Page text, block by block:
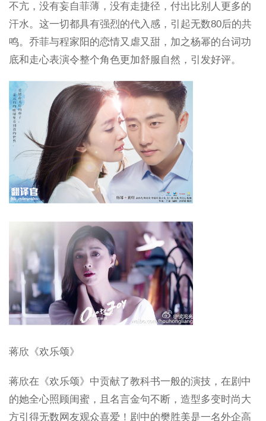
不亢，没有妄自菲薄，没有走捷径，付出比别人更多的
汗水。这一切都具有强烈的代入感，引起无数80后的共
鸣。乔菲与程家阳的恋情又虐又甜，加之杨幂的台词功
底和走心表演令整个角色更加舒服自然，引发好评。
蒋欣《欢乐颂》
蒋欣在《欢乐颂》中贡献了教科书一般的演技，在剧中
的她全心照顾闺蜜，且名言金句不断，造型多变时尚大
方引得无数网友观众喜爱！剧中的樊胜美是一名外企高